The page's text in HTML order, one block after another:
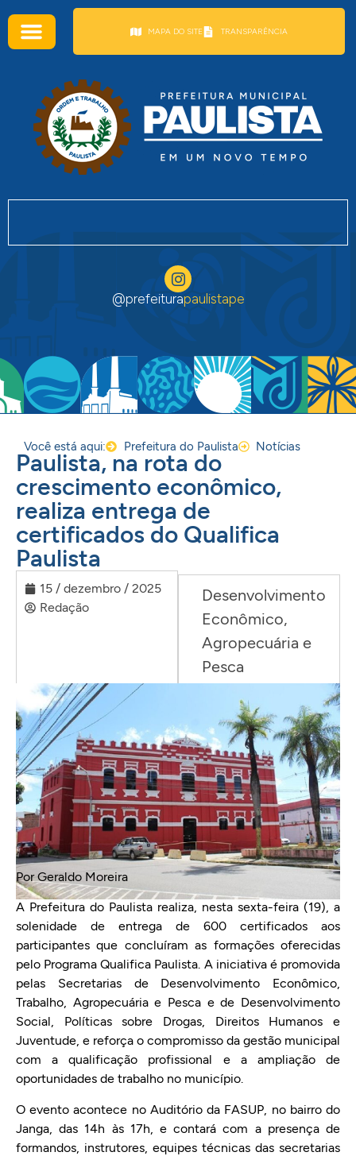
MAPA DO SITE TRANSPARÊNCIA
@prefeiturapaulistape
Você está aqui: Prefeitura do Paulista Notícias
Paulista, na rota do
crescimento econômico,
realiza entrega de
certificados do Qualifica
Paulista
15 / dezembro / 2025
Redação
Desenvolvimento
Econômico,
Agropecuária e
Pesca
Por Geraldo Moreira
A Prefeitura do Paulista realiza, nesta sexta-feira (19), a
solenidade de entrega de 600 certificados aos
participantes que concluíram as formações oferecidas
pelo Programa Qualifica Paulista. A iniciativa é promovida
pelas Secretarias de Desenvolvimento Econômico,
Trabalho, Agropecuária e Pesca e de Desenvolvimento
Social, Políticas sobre Drogas, Direitos Humanos e
Juventude, e reforça o compromisso da gestão municipal
com a qualificação profissional e a ampliação de
oportunidades de trabalho no município.
O evento acontece no Auditório da FASUP, no bairro do
Janga, das 14h às 17h, e contará com a presença de
formandos, instrutores, equipes técnicas das secretarias